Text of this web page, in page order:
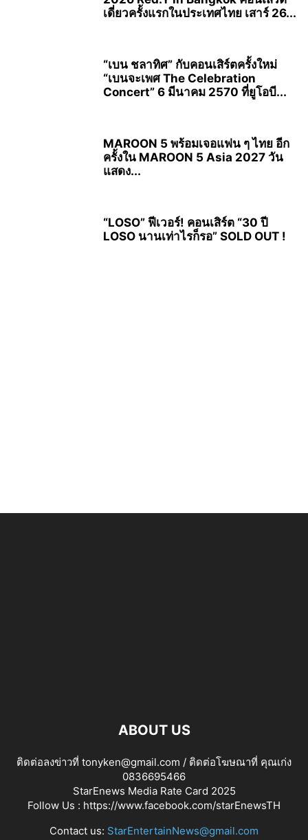
เดี่ยวครั้งแรกในประเทศไทย เสาร์ 26...
“เบน ชลาทิศ” กับคอนเสิร์ตครั้งใหม่
“เบนจะเพศ The Celebration
Concert” 6 มีนาคม 2570 ที่ยูโอบี...
MAROON 5 พร้อมเจอแฟน ๆ ไทย อีก
ครั้งใน MAROON 5 Asia 2027 วัน
แสดง...
“LOSO” ฟีเวอร์! คอนเสิร์ต “30 ปี
LOSO นานเท่าไรก็รอ” SOLD OUT !
ABOUT US
ติดต่อลงข่าวที่ tonyken@gmail.com / ติดต่อโฆษณาที่ คุณเก่ง
0836695466
StarEnews Media Rate Card 2025
Follow Us : https://www.facebook.com/starEnewsTH
Contact us: StarEntertainNews@gmail.com